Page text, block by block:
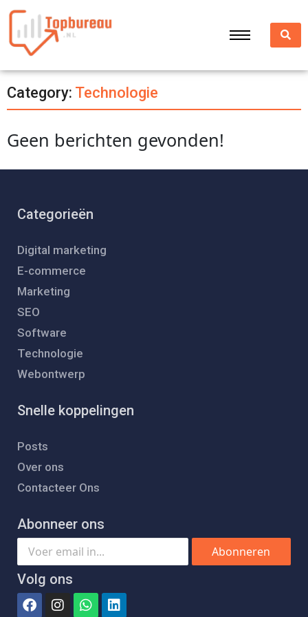
Category: Technologie
Geen berichten gevonden!
Categorieën
Digital marketing
E-commerce
Marketing
SEO
Software
Technologie
Webontwerp
Snelle koppelingen
Posts
Over ons
Contacteer Ons
Abonneer ons
Abonneren
Volg ons